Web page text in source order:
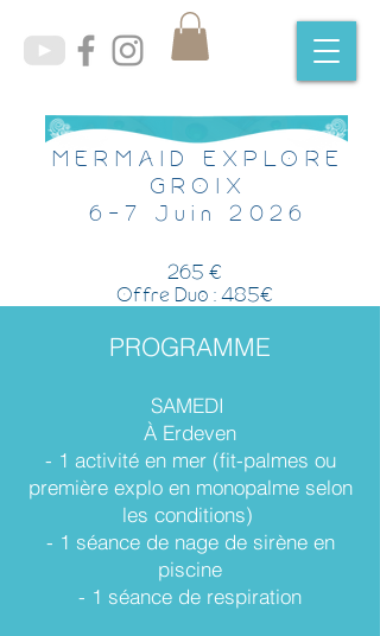
MERMAID EXPLORE
GROIX
6-7 Juin 2026
265 €
Offre Duo : 485€
PROGRAMME
SAMEDI
À Erdeven
- 1 activité en mer (fit-palmes ou
première explo en monopalme selon
les conditions)
- 1 séance de nage de sirène en
piscine
- 1 séance de respiration